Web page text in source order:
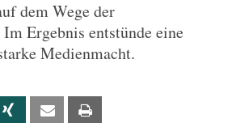
dem Wege der
Ergebnis entstünde eine
Medienmacht.
Xing Email